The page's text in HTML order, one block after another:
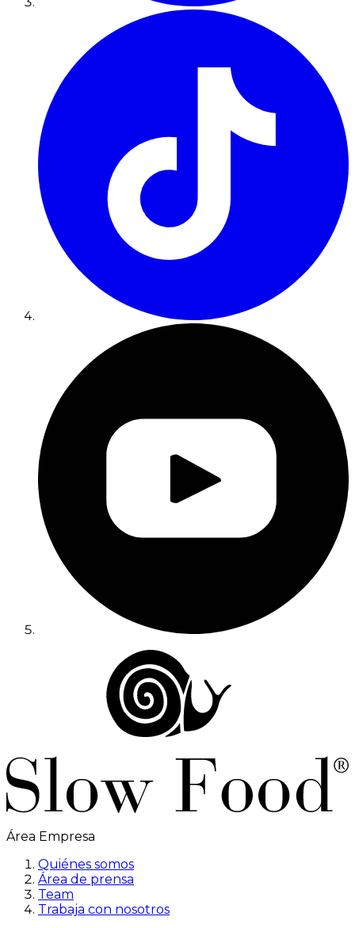
Área Empresa
Quiénes somos
Área de prensa
Team
Trabaja con nosotros